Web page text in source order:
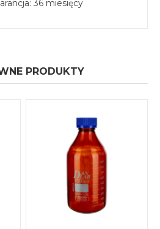
36 miesięcy
PRODUKTY